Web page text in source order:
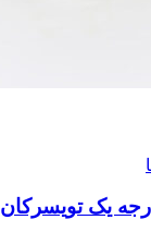
یک تویسرکان